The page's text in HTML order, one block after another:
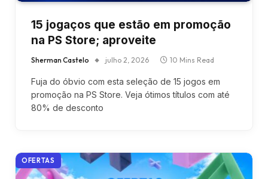
15 jogaços que estão em promoção
na PS Store; aproveite
Sherman Castelo julho 2, 2026 10 Mins Read
Fuja do óbvio com esta seleção de 15 jogos em
promoção na PS Store. Veja ótimos títulos com até
80% de desconto
OFERTAS